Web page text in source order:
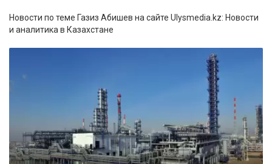
Новости по теме Газиз Абишев на сайте Ulysmedia.kz: Новости
и аналитика в Казахстане